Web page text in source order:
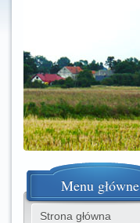
Menu główne
Strona główna